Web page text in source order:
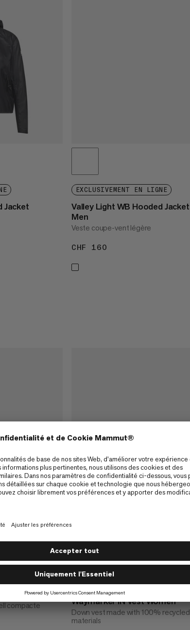
Jacket
EXCLUSIVEMENT EN LIGNE
Valley Light WB Hooded Jacket
Men
Veste coupe-vent légère
CHF 160
Jacket
compacte
NOUVEAU STYLE
Waymarker IN Vest Women
Down vest made with 100% recycled
materials